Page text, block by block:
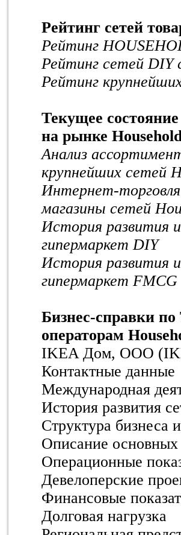
Рейтинг сетей
Рейтинг
Рейтинг сетей DIY
Рейтинг
Текущее
на рынке
Анализ
крупнейших сетей
Интернет-
магазины сетей
История развития
гипермаркет DIY
История развития
гипермаркет FMCG
Бизнес-справки
операторам
IKEA Дом, ООО
Контактные данные
Международная
История развития
Структура бизнеса
Описание
Операционные
Девелоперские
Финансовые
Долговая нагрузка